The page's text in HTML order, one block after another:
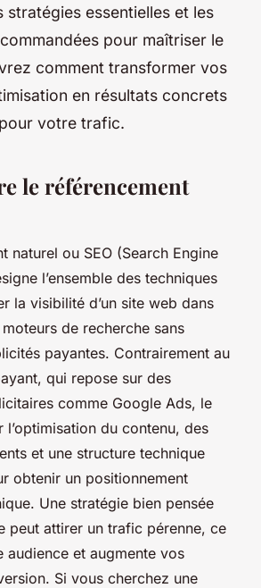
stratégies essentielles et les
pour maîtriser le
comment transformer vos
en résultats concrets
votre trafic.
le référencement
naturel ou SEO (Search Engine
l’ensemble des techniques
la visibilité d’un site web dans
de recherche sans
payantes. Contrairement au
qui repose sur des
comme Google Ads, le
l’optimisation du contenu, des
et une structure technique
obtenir un positionnement
Une stratégie bien pensée
peut attirer un trafic pérenne, ce
audience et augmente vos
Si vous cherchez une